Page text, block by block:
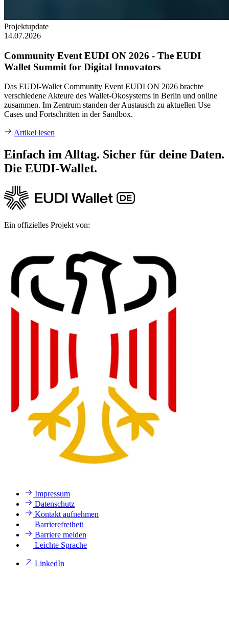
Projektupdate
14.07.2026
Community Event EUDI ON 2026 - The EUDI
Wallet Summit for Digital Innovators
Das EUDI-Wallet Community Event EUDI ON 2026 brachte
verschiedene Akteure des Wallet-Ökosystems in Berlin und online
zusammen. Im Zentrum standen der Austausch zu aktuellen Use
Cases und Fortschritten in der Sandbox.
Artikel lesen
Einfach im Alltag. Sicher für deine Daten.
Die EUDI‑Wallet.
Ein offizielles Projekt von:
Impressum
Datenschutz
Kontakt aufnehmen
Barrierefreiheit
Barriere melden
Leichte Sprache
LinkedIn